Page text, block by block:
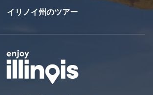
イリノイ州のツアー